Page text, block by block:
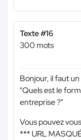
Texte #16
300 mots
Bonjour, il faut
"Quels est le
entreprise ?"
Vous pouvez
*** URL